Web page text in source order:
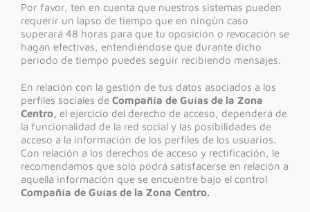
Por favor, ten en cuenta que nuestros sistemas pueden
requerir un lapso de tiempo que en ningún caso
superará 48 horas para que tu oposición o revocación se
hagan efectivas, entendiéndose que durante dicho
periodo de tiempo puedes seguir recibiendo mensajes.
En relación con la gestión de tus datos asociados a los
perfiles sociales deCompañía de Guías de la Zona
Centro, el ejercicio del derecho de acceso, dependerá de
la funcionalidad de la red social y las posibilidades de
acceso a la información de los perfiles de los usuarios.
Con relación a los derechos de acceso y rectificación, le
recomendamos que solo podrá satisfacerse en relación a
aquella información que se encuentre bajo el control
Compañía de Guías de la Zona Centro.